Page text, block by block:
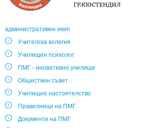
административен екип
Учителска колегия
Училищен психолог
ПМГ - иновативно училище
Обществен съвет
Училищно настоятелство
Правилници на ПМГ
Документи на ПМГ